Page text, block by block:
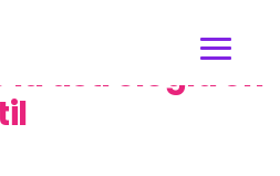
Conoce la
la astrología en